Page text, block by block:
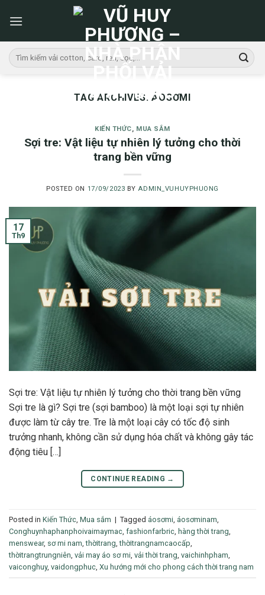
Tìm
kiếm:
TAG ARCHIVES:ÁOSƠMI
KIẾN THỨC, MUA SẮM
Sợi tre: Vật liệu tự nhiên lý tưởng cho thời
trang bền vững
POSTED ON 17/09/2023 BY ADMIN_VUHUYPHUONG
17
Th9
Sợi tre: Vật liệu tự nhiên lý tưởng cho thời trang bền vững
Sợi tre là gì? Sợi tre (sợi bamboo) là một loại sợi tự nhiên
được làm từ cây tre. Tre là một loại cây có tốc độ sinh
trưởng nhanh, không cần sử dụng hóa chất và không gây tác
động tiêu […]
CONTINUE READING →
Posted in Kiến Thức Mua sắm | Tagged áosơmi áosơminam
Conghuynhaphanphoivaimaymac fashionfarbric hàng thời trang
menswear, sơ mi nam ,thờitrang ,thờitrangnamcaocấp
thờitrangtrungniên vải may áo sơ mi vải thời trang vaichinhpham
vaiconghuy, vaidongphuc Xu hướng mới cho phong cách thời trang nam